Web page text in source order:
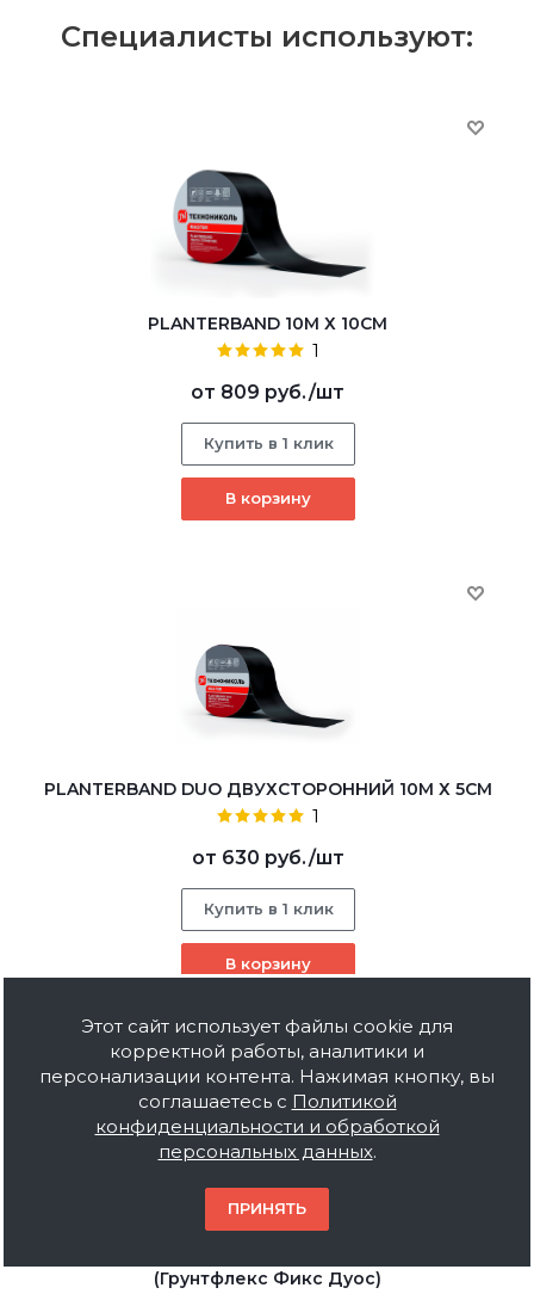
Специалисты используют:
PLANTERBAND 10М Х 10СМ
1
от 809 руб./шт
Купить в 1 клик
В корзину
PLANTERBAND DUO ДВУХСТОРОННИЙ 10М Х 5СМ
1
от 630 руб./шт
Купить в 1 клик
В корзину
(Грунтфлекс Фикс Дуос)
Этот сайт использует файлы cookie для
корректной работы, аналитики и
персонализации контента. Нажимая кнопку, вы
соглашаетесь с Политикой
конфиденциальности и обработкой
персональных данных.
ПРИНЯТЬ